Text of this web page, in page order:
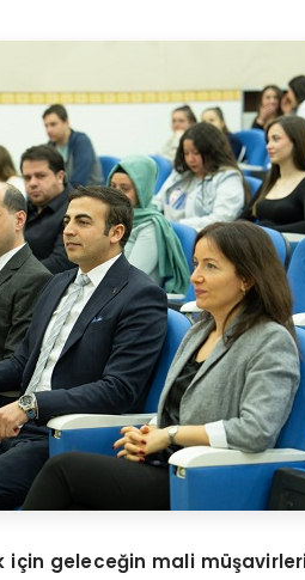
geleceğin mali